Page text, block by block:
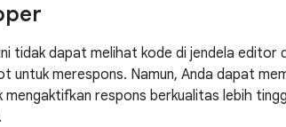
tidak dapat melihat kode di jendela editor
untuk merespons. Namun, Anda dapat
mengaktifkan respons berkualitas lebih